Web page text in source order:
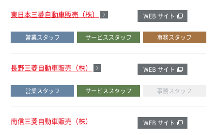
東日本三菱自動車販売（株）
営業スタッフ サービススタッフ 事務スタッフ
WEB サイト
長野三菱自動車販売（株）
営業スタッフ サービススタッフ 事務スタッフ
WEB サイト
南信三菱自動車販売（株） WEB サイト